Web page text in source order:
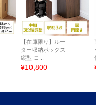
【在庫限り】ルー
ター収納ボックス
縦型 コ...
¥10,800